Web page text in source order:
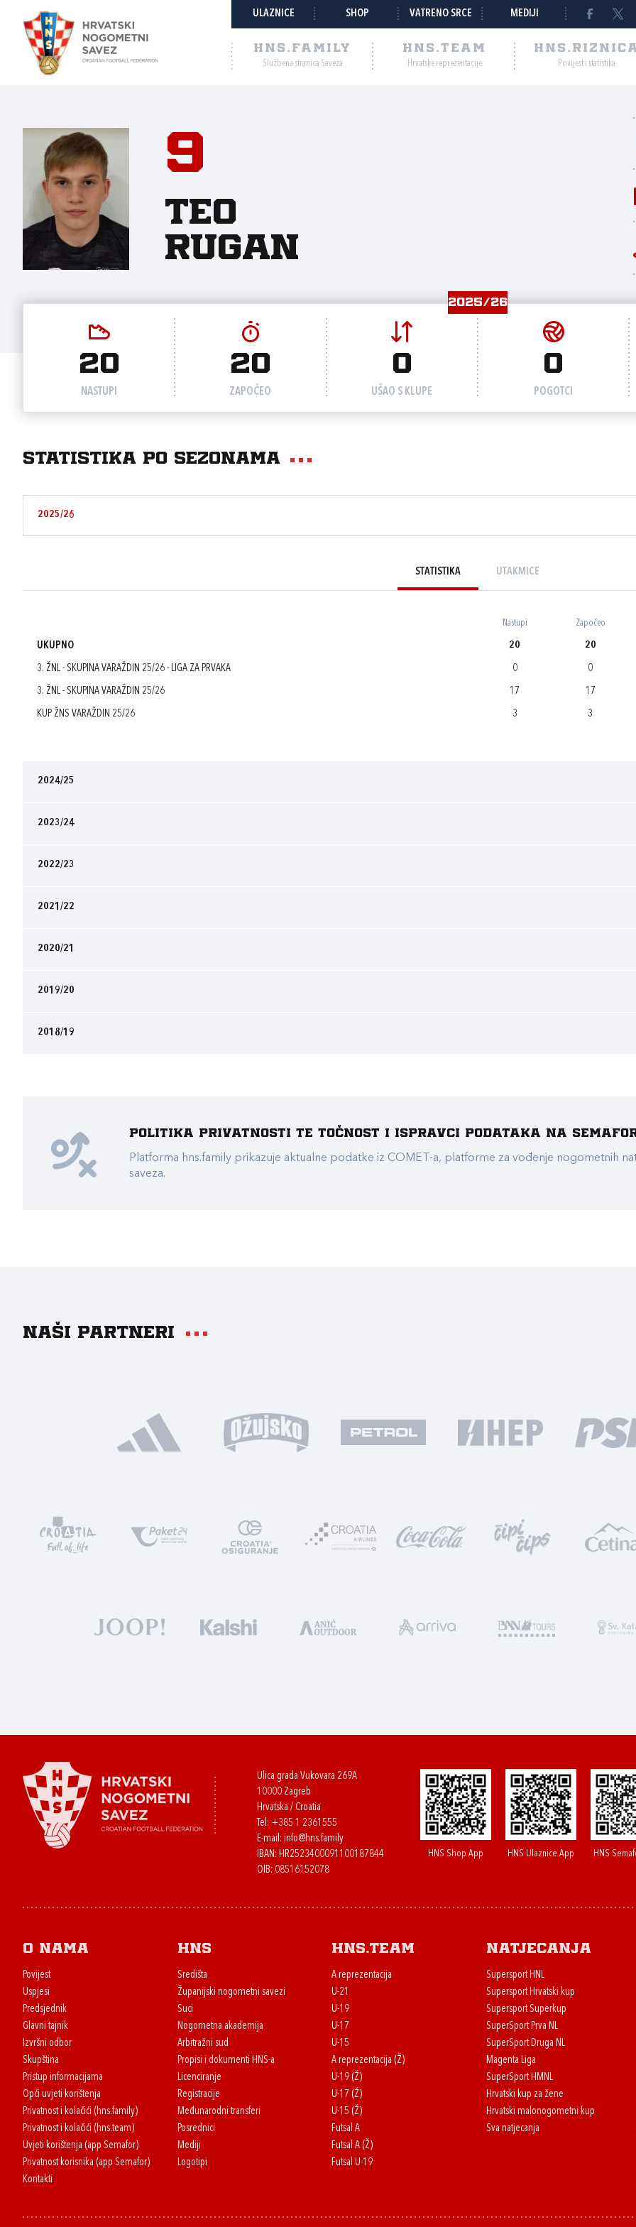
ULAZNICE SHOP VATRENO SRCE MEDIJI
HNS.FAMILY
Službena stranica Saveza
HNS.TEAM
Hrvatske reprezentacije Povijest i statistika
9
Teo
Rugan
2025/26
20
NASTUPI
20
ZAPOČEO
0
UŠAO S KLUPE
0
POGOTCI
Statistika po sezonama
2025/26
STATISTIKA UTAKMICE
Nastupi Započeo
UKUPNO 20 20
3. ŽNL - SKUPINA VARAŽDIN 25/26 - LIGA ZA PRVAKA 0 0
3. ŽNL - SKUPINA VARAŽDIN 25/26 17 17
KUP ŽNS VARAŽDIN 25/26 3 3
2024/25
2023/24
2022/23
2021/22
2020/21
2019/20
2018/19
Politika privatnosti te točnost i ispravci podataka na
Platforma hns.family prikazuje aktualne podatke iz COMET-a, platforme za vođenje nogometnih
saveza.
Naši partneri
Ulica grada Vukovara 269A
10000 Zagreb
Hrvatska / Croatia
Tel: +385 1 2361555
E-mail: info@hns.family
IBAN: HR2523400091100187844
OIB: 08516152078
HNS Shop App HNS Ulaznice App HNS
O nama
Povijest
Uspjesi
Predsjednik
Glavni tajnik
Izvršni odbor
Skupština
Pristup informacijama
Opći uvjeti korištenja
Privatnost i kolačići (hns.family)
Privatnost i kolačići (hns.team)
Uvjeti korištenja (app Semafor)
Privatnost korisnika (app Semafor)
Kontakti
HNS
Središta
Županijski nogometni savezi
Suci
Nogometna akademija
Arbitražni sud
Propisi i dokumenti HNS-a
Licenciranje
Registracije
Međunarodni transferi
Posrednici
Mediji
Logotipi
HNS.team
A reprezentacija
U-21
U-19
U-17
U-15
A reprezentacija (Ž)
U-19 (Ž)
U-17 (Ž)
U-15 (Ž)
Futsal A
Futsal A (Ž)
Futsal U-19
Natjecanja
Supersport HNL
Supersport Hrvatski kup
Supersport Superkup
SuperSport Prva NL
SuperSport Druga NL
Magenta Liga
SuperSport HMNL
Hrvatski kup za žene
Hrvatski malonogometni kup
Sva natjecanja